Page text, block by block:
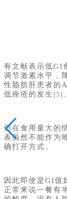
有文献表示低GI
调节激素水平，
性脂肪肝患者的
低痤疮的发生 [5] 。
但在食用量大的
表虽然不能作为
确打开方式。
因此即使是GI值
正常来说一餐有